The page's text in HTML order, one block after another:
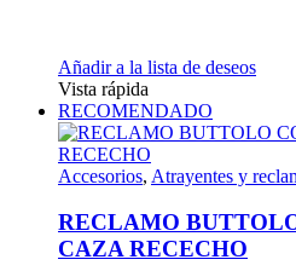
Añadir a la lista de deseos
Vista rápida
RECOMENDADO
Accesorios, Atrayentes y
RECLAMO
CAZA RECECHO